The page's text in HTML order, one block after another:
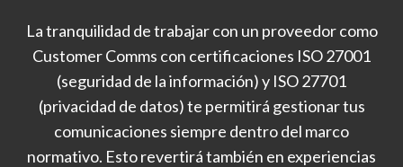
La tranquilidad de trabajar con un proveedor como
Customer Comms con certificaciones ISO 27001
(seguridad de la información) y ISO 27701
(privacidad de datos) te permitirá gestionar tus
comunicaciones siempre dentro del marco
normativo. Esto revertirá también en experiencias